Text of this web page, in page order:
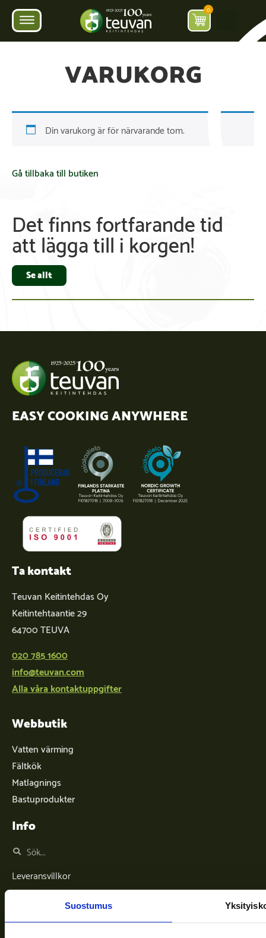
Suostumus
0
VARUKORG
Din varukorg är för närvarande tom.
Gå tillbaka till butiken
Det finns fortfarande tid
att lägga till i korgen!
Se allt
EASY COOKING ANYWHERE
Ta kontakt
Teuvan Keitintehdas Oy
Keitintehtaantie 29
64700 TEUVA
020 785 1600
info@teuvan.com
Alla våra kontaktuppgifter
Webbutik
Vatten värming
Fältkök
Matlagnings
Bastuprodukter
Info
Leveransvillkor